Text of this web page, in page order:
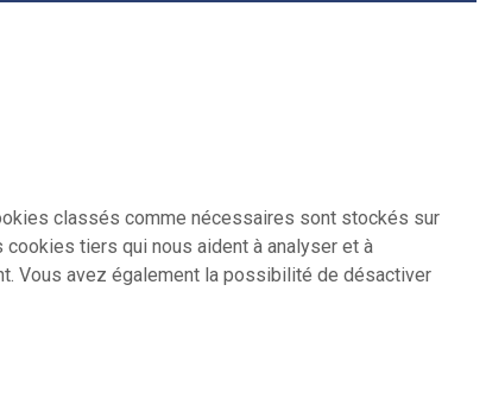
classés comme nécessaires sont stockés sur
tiers qui nous aident à analyser et à
Vous avez également la possibilité de désactiver